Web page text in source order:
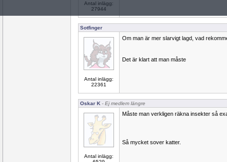
Antal inlägg:
27944
Sotfinger
Antal inlägg:
22361
Om man är mer slarvigt lagd, vad
Det är klart att man måste
Oskar K - Ej medlem längre
Antal inlägg:
Måste man verkligen räkna insekter så
Så mycket sover katter.